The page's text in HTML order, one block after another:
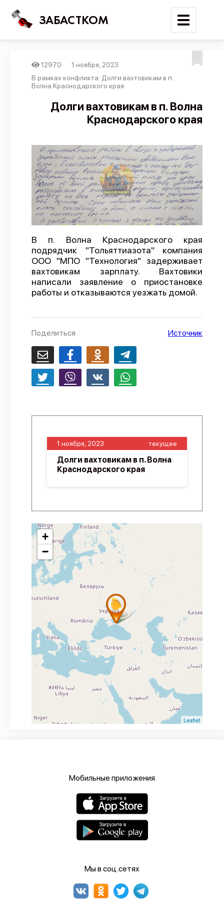
ЗАБАСТКОМ
Войти
Поиск
Новости
Трудовые конфликты
Отчеты
Предложить публикацию
Справочник
API
О проекте
Политика конфиденциальности
12970
1 ноября, 2023
В рамках конфликта: Долги вахтовикам в п.
Волна Краснодарского края
Долги вахтовикам в п. Волна
Краснодарского края
В п. Волна Краснодарского края
подрядчик "Тольяттиазота" компания
ООО "МПО "Технология" задерживает
вахтовикам зарплату. Вахтовики
написали заявление о приостановке
работы и отказываются уезжать домой.
Поделиться Источник
1 ноября, 2023 текущее
Долги вахтовикам в п. Волна
Краснодарского края
+
−
Leaflet
Мобильные приложения
Мы в соц.сетях